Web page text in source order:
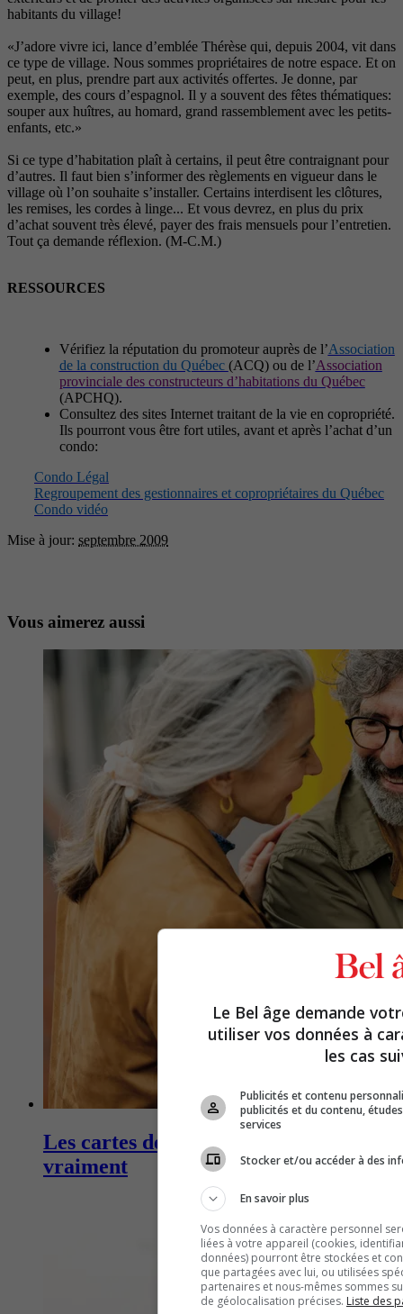
habitants du village!
«J’adore vivre ici, lance d’emblée Thérèse qui, depuis 2004, vit dans
ce type de village. Nous sommes propriétaires de notre espace. Et on
peut, en plus, prendre part aux activités offertes. Je donne, par
exemple, des cours d’espagnol. Il y a souvent des fêtes thématiques:
souper aux huîtres, au homard, grand rassemblement avec les petits-
enfants, etc.»
Si ce type d’habitation plaît à certains, il peut être contraignant pour
d’autres. Il faut bien s’informer des règlements en vigueur dans le
village où l’on souhaite s’installer. Certains interdisent les clôtures,
les remises, les cordes à linge... Et vous devrez, en plus du prix
d’achat souvent très élevé, payer des frais mensuels pour l’entretien.
Tout ça demande réflexion. (M-C.M.)
RESSOURCES
Vérifiez la réputation du promoteur auprès de l’Association
de la construction du Québec (ACQ) ou de l’Association
provinciale des constructeurs d’habitations du Québec
(APCHQ).
Consultez des sites Internet traitant de la vie en copropriété.
Ils pourront vous être fort utiles, avant et après l’achat d’un
condo:
Condo Légal
Regroupement des gestionnaires et copropriétaires du Québec
Condo vidéo
Mise à jour: septembre 2009
Vous aimerez aussi
Les cartes de crédit qui rapportent
vraiment
Le Bel âge demande
utiliser vos données à
les cas
Publicités et contenu
publicités et du contenu,
services
Stocker et/ou accéder à des
En savoir plus
Vos données à caractère personnel
liées à votre appareil (cookies,
données) pourront être stockées et
que partagées avec lui, ou utilisées
partenaires et nous-mêmes sommes
de géolocalisation précises. Liste des